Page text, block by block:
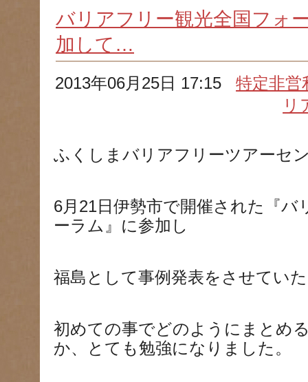
バリアフリー観光全国フォ
加して…
2013年06月25日 17:15特定非
リ
ふくしまバリアフリーツアーセ
6月21日伊勢市で開催された『バ
ーラム』に参加し
福島として事例発表をさせてい
初めての事でどのようにまとめ
か、とても勉強になりました。